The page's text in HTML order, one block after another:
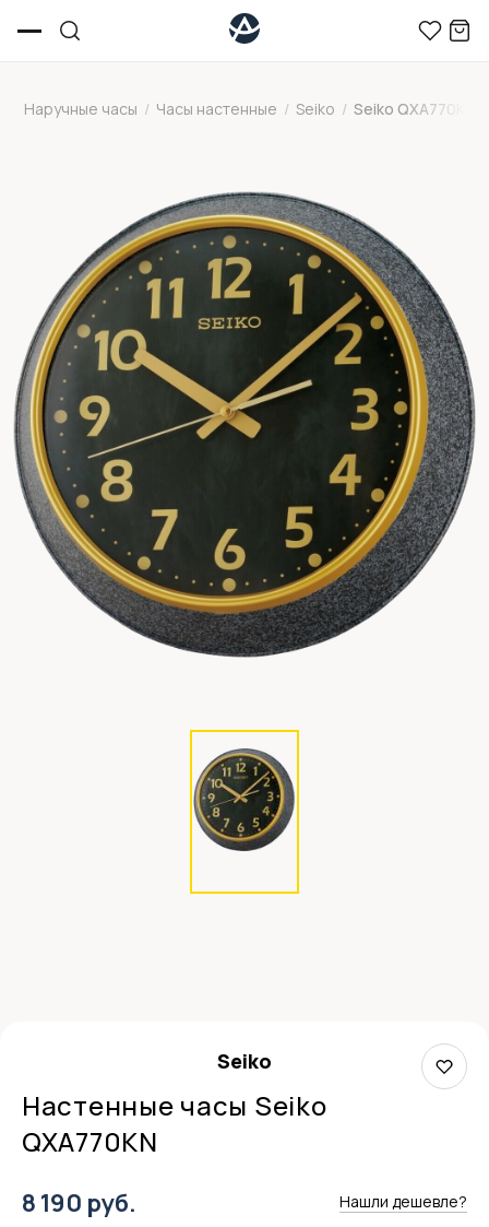
Наручные часы / Часы настенные / Seiko / Seiko QXA770KN
Seiko
Настенные часы Seiko
QXA770KN
8 190 руб. Нашли дешевле?